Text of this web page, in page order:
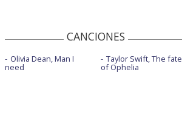
CANCIONES
Olivia Dean, Man I
need
Taylor Swift, The fate
of Ophelia